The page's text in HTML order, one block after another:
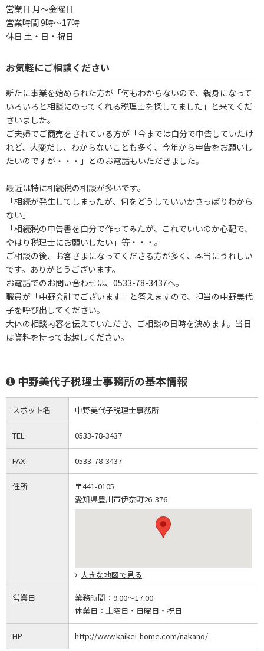
営業日 月～金曜日
営業時間 9時～17時
休日 土・日・祝日
お気軽にご相談ください
新たに事業を始められた方が「何もわからないので、親身になって
いろいろと相談にのってくれる税理士を探してました」と来てくだ
さいました。
ご夫婦でご商売をされている方が「今までは自分で申告していたけ
れど、大変だし、わからないことも多く、今年から申告をお願いし
たいのですが・・・」とのお電話もいただきました。
最近は特に相続税の相談が多いです。
「相続が発生してしまったが、何をどうしていいかさっぱりわから
ない」
「相続税の申告書を自分で作ってみたが、これでいいのか心配で、
やはり税理士にお願いしたい」等・・・。
ご相談の後、お客さまになってくださる方が多く、本当にうれしい
です。ありがとうございます。
お電話でのお問い合わせは、0533-78-3437へ。
職員が「中野会計でございます」と答えますので、担当の中野美代
子を呼び出してください。
大体の相談内容を伝えていただき、ご相談の日時を決めます。当日
は資料を持ってお越しください。
中野美代子税理士事務所の基本情報
スポット名 中野美代子税理士事務所
TEL 0533-78-3437
FAX 0533-78-3437
住所
〒441-0105
愛知県豊川市伊奈町26-376
大きな地図で見る
営業日 業務時間： 9:00～17:00
休業日： 土曜日・日曜日・祝日
HP http://www.kaikei-home.com/nakano/